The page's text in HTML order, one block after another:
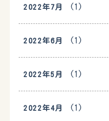
2022年7月 (1)
2022年6月 (1)
2022年5月 (1)
2022年4月 (1)